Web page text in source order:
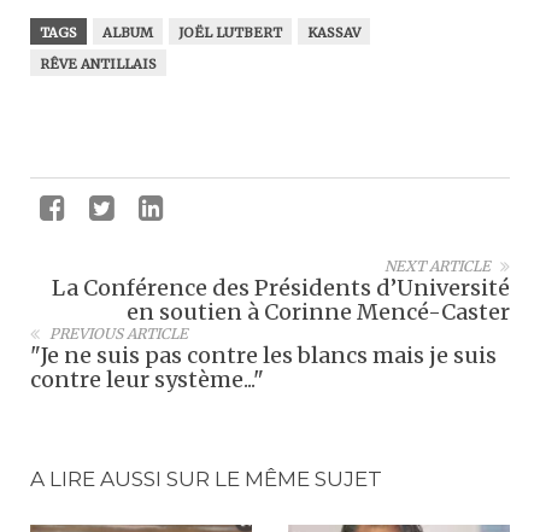
TAGS ALBUM JOËL LUTBERT
KASSAV
RÊVE ANTILLAIS
NEXT ARTICLE
La Conférence des Présidents d’Université
en soutien à Corinne Mencé-Caster
PREVIOUS ARTICLE
"Je ne suis pas contre les blancs mais je suis
contre leur système..."
A LIRE AUSSI SUR LE MÊME SUJET